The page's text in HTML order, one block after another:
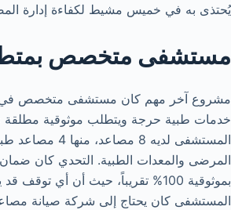
يُحتذى به في خميس مشيط لكفاءة إدارة
مستشفى متخصص
مشروع آخر مهم كان مستشفى متخصص
خدمات طبية حرجة ويتطلب موثوقية مطلقة
المستشفى لديه 8
المرضى والمعدات الطبية. التحدي كان
بموثوقية 100% تقريباً، حيث أن أي
المستشفى كان يحتاج إلى شركة صيانة